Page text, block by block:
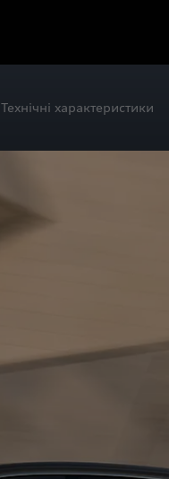
Технічні характеристики